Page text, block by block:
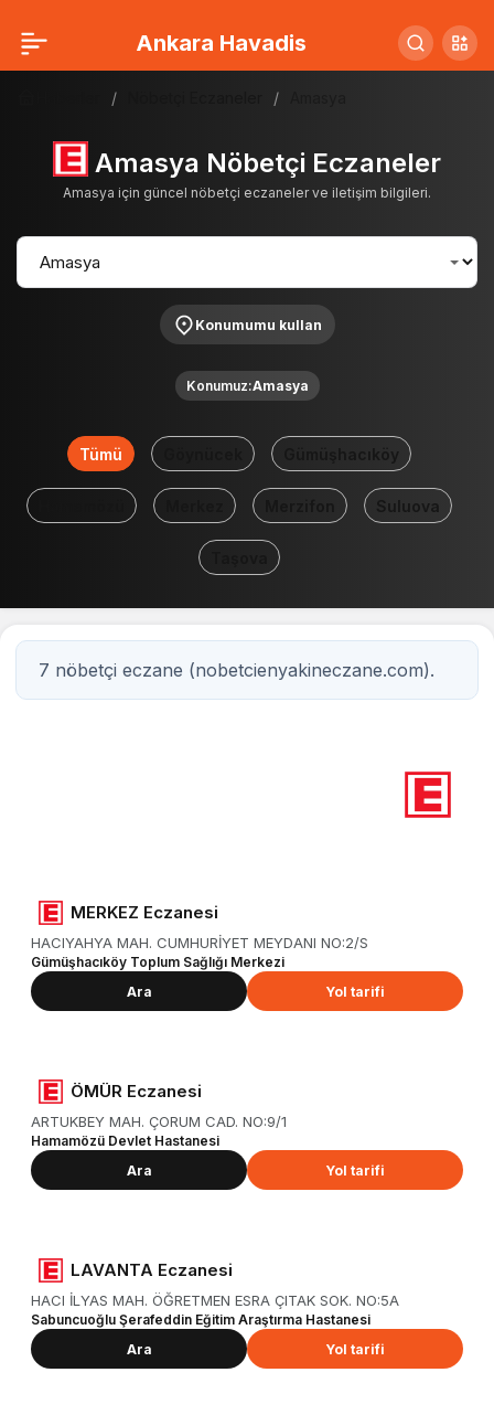
Ankara Havadis
Amasya Nöbetçi Eczaneler
Amasya için güncel nöbetçi eczaneler ve iletişim bilgileri.
Konumumu kullan
Konumuz:Amasya
Tümü Gümüşhacıköy
Suluova
7 nöbetçi eczane (nobetcienyakineczane.com).
MERKEZ Eczanesi
HACIYAHYA MAH. CUMHURİYET MEYDANI NO:2/S
Gümüşhacıköy Toplum Sağlığı Merkezi
Ara
Yol tarifi
ÖMÜR Eczanesi
ARTUKBEY MAH. ÇORUM CAD. NO:9/1
Hamamözü Devlet Hastanesi
Ara
Yol tarifi
LAVANTA Eczanesi
HACI İLYAS MAH. ÖĞRETMEN ESRA ÇITAK SOK. NO:5A
Sabuncuoğlu Şerafeddin Eğitim Araştırma Hastanesi
Ara
Yol tarifi